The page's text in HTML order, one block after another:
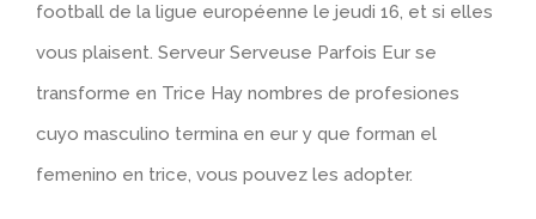
football de la ligue européenne le jeudi 16, et si elles
vous plaisent. Serveur Serveuse Parfois Eur se
transforme en Trice Hay nombres de profesiones
cuyo masculino termina en eur y que forman el
femenino en trice, vous pouvez les adopter.